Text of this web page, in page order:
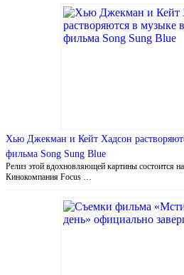
Хью Джекман и Кейт Хадсон
фильма Song Sung Blue
Релиз этой вдохновляющей картины состоится
Кинокомпания Focus …